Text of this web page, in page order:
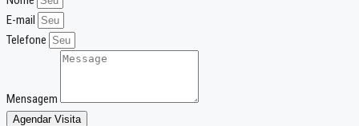
E-mail
Telefone
Mensagem
Agendar Visita